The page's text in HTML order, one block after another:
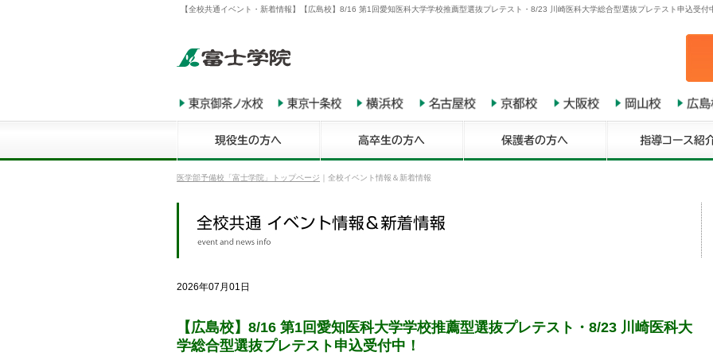
【全校共通イベント・新着情報】【広島校】8/16 第1回愛知医科大学学校推薦型選抜プレテスト・8/23 川崎医科大学総合型選抜プレテスト申込受付
医学部予備校「富士学院」トップページ 全校イベント情報＆新着情報
2026年07月01日
【広島校】8/16 第1回愛知医科大学学校推薦型選抜プレテスト・8/23 川崎医科大
学総合型選抜プレテスト申込受付中！